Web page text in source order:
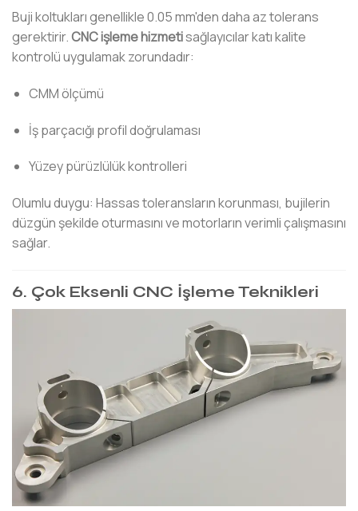
Buji koltukları genellikle 0.05 mm'den daha az tolerans
gerektirir.CNC işleme hizmetisağlayıcılar katı kalite
kontrolü uygulamak zorundadır:
CMM ölçümü
İş parçacığı profil doğrulaması
Yüzey pürüzlülük kontrolleri
Olumlu duygu: Hassas toleransların korunması, bujilerin
düzgün şekilde oturmasını ve motorların verimli çalışmasını
sağlar.
6. Çok Eksenli CNC İşleme Teknikleri